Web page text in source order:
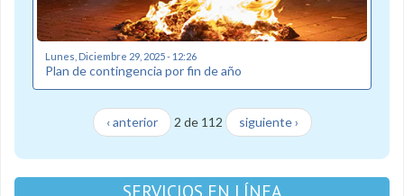
Lunes, Diciembre 29, 2025 - 12:26
Plan de contingencia por fin de año
‹ anterior 2 de 112 siguiente ›
SERVICIOS EN LÍNEA